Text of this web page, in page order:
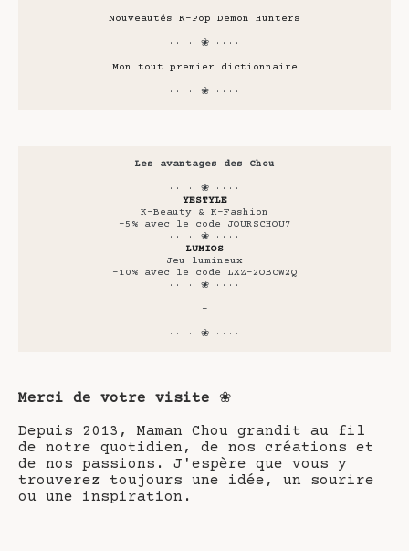
Nouveautés K-Pop Demon Hunters
···· ❀ ····
Mon tout premier dictionnaire
···· ❀ ····
Les avantages des Chou
···· ❀ ····
YESTYLE
K-Beauty & K-Fashion
-5% avec le code JOURSCHOU7
···· ❀ ····
LUMIOS
Jeu lumineux
-10% avec le code LXZ-2OBCW2Q
···· ❀ ····
-
···· ❀ ····
Merci de votre visite ❀
Depuis 2013, Maman Chou grandit au fil
de notre quotidien, de nos créations et
de nos passions. J'espère que vous y
trouverez toujours une idée, un sourire
ou une inspiration.